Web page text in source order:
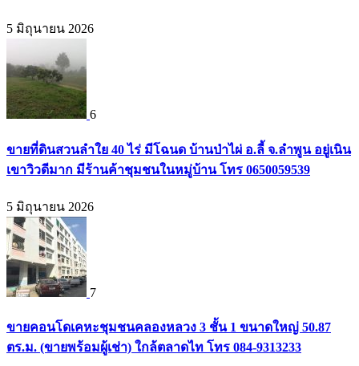
5 มิถุนายน 2026
6
ขายที่ดินสวนลำใย 40 ไร่ มีโฉนด บ้านป่าไผ่ อ.ลี้ จ.ลำพูน อยู่เนิน
เขาวิวดีมาก มีร้านค้าชุมชนในหมู่บ้าน โทร 0650059539
5 มิถุนายน 2026
7
ขายคอนโดเคหะชุมชนคลองหลวง 3 ชั้น 1 ขนาดใหญ่ 50.87
ตร.ม. (ขายพร้อมผู้เช่า) ใกล้ตลาดไท โทร 084-9313233